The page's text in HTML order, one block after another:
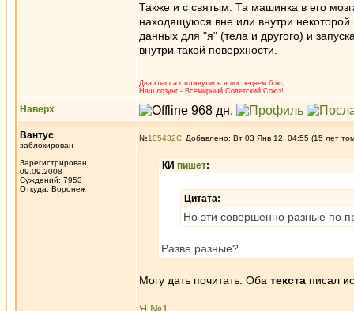
Также и с святым. Та машинка в его
находящуюся вне или внутри
данных для "я" (тела и другого) и
внутри такой поверхности.
Два класса столкнулись в последнем бою;
Наш лозунг - Всемирный Советский Союз!
Наверх
Вантус
заблокирован
Зарегистрирован:
09.09.2008
Суждений: 7953
Откуда: Воронеж
№105432 Добавлено: Вт 03 Янв 12, 04:55 (15 лет
КИ пишет:
Цитата:
Но эти совершенно разные по
Разве разные?
Могу дать почитать. Оба текста писал